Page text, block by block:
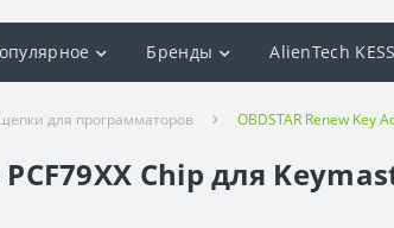
Бренды AlienTech
для программаторов OBDSTAR Renew Key
Chip для